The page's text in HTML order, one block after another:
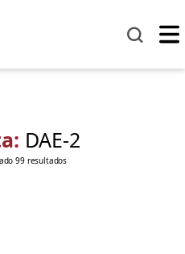
DAE-2
99 resultados